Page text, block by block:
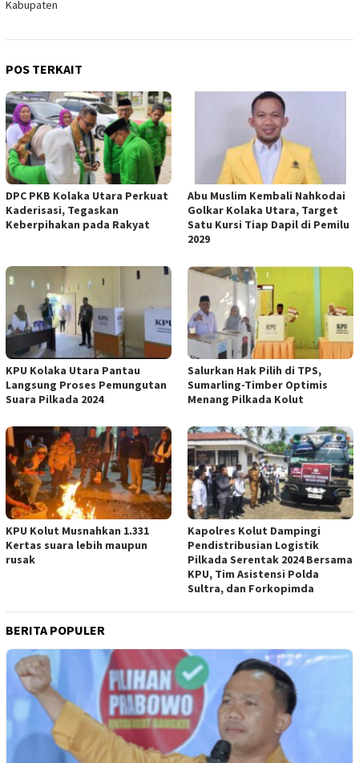
Kabupaten
POS TERKAIT
DPC PKB Kolaka Utara Perkuat
Kaderisasi, Tegaskan
Keberpihakan pada Rakyat
Abu Muslim Kembali Nahkodai
Golkar Kolaka Utara, Target
Satu Kursi Tiap Dapil di Pemilu
2029
KPU Kolaka Utara Pantau
Langsung Proses Pemungutan
Suara Pilkada 2024
Salurkan Hak Pilih di TPS,
Sumarling-Timber Optimis
Menang Pilkada Kolut
KPU Kolut Musnahkan 1.331
Kertas suara lebih maupun
rusak
Kapolres Kolut Dampingi
Pendistribusian Logistik
Pilkada Serentak 2024 Bersama
KPU, Tim Asistensi Polda
Sultra, dan Forkopimda
BERITA POPULER